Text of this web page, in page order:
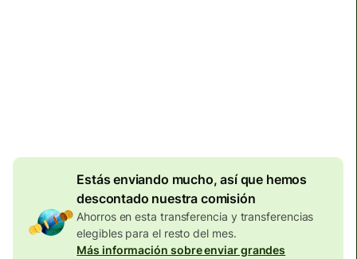
Estás enviando mucho, así que hemos
descontado nuestra comisión
Ahorros en esta transferencia y transferencias
elegibles para el resto del mes.
Más información sobre enviar grandes